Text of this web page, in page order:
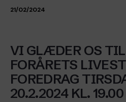
21/02/2024
VI GLÆDER OS
FORÅRETS
FOREDRAG
20.2.2024 KL. 19.00